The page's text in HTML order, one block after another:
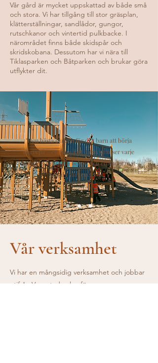
Vår gård är mycket uppskattad av både små
och stora. Vi har tillgång till stor gräsplan,
klätterställningar, sandlådor, gungor,
rutschkanor och vintertid pulkbacke. I
närområdet finns både skidspår och
skridskobana. Dessutom har vi nära till
Tiklasparken och Båtparken och brukar göra
utflykter dit.
"Den bästa platsen för ditt barn att börja
dagis på – ett familjärt dagis som ser varje
barns individuella behov och erbjuder mat
lagad i vårt eget kök."
Vår verksamhet
Vi har en mångsidig verksamhet och jobbar
utifrån Vasa stads plan för